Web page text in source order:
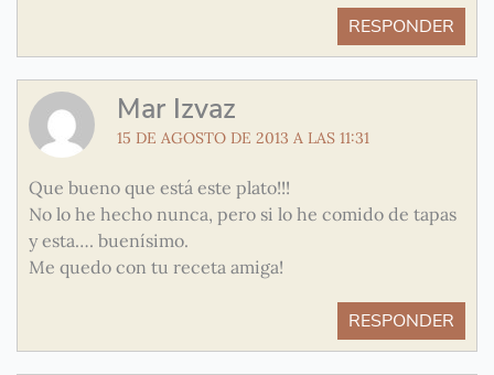
RESPONDER
Mar Izvaz
15 DE AGOSTO DE 2013 A LAS 11:31
Que bueno que está este plato!!!
No lo he hecho nunca, pero si lo he comido de tapas
y esta…. buenísimo.
Me quedo con tu receta amiga!
RESPONDER